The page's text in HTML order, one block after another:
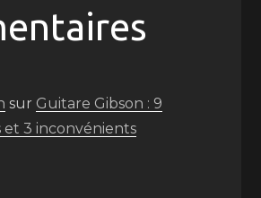
sur Guitare Gibson : 9
et 3 inconvénients